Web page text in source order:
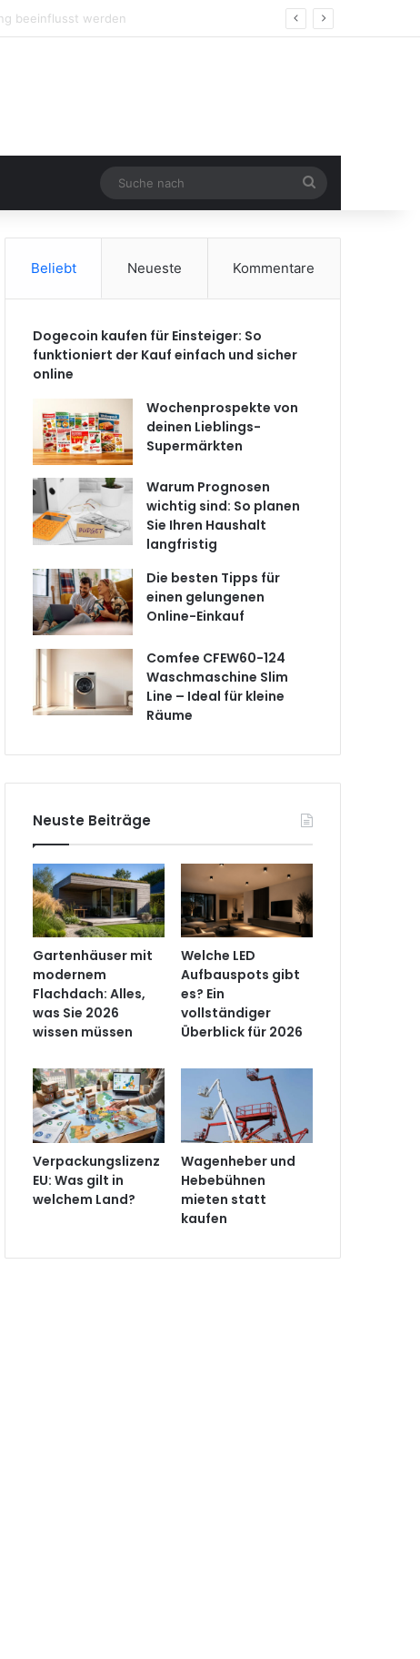
nach
Beliebt Neueste Kommentare
Dogecoin kaufen für Einsteiger: So
funktioniert der Kauf einfach und sicher
online
Wochenprospekte von
deinen Lieblings-
Supermärkten
Warum Prognosen
wichtig sind: So planen
Sie Ihren Haushalt
langfristig
Die besten Tipps für
einen gelungenen
Online-Einkauf
Comfee CFEW60-124
Waschmaschine Slim
Line – Ideal für kleine
Räume
Neuste Beiträge
Gartenhäuser mit
modernem
Flachdach: Alles,
was Sie 2026
wissen müssen
Welche LED
Aufbauspots gibt
es? Ein
vollständiger
Überblick für 2026
Verpackungslizenz
EU: Was gilt in
welchem Land?
Wagenheber und
Hebebühnen
mieten statt
kaufen